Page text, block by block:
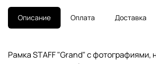
различных учреждений.Рамка
формата А3 (30х40 см)
выполнена из материала МДФ в
домашний и деловой интерьер.
Имеется возможность
Описание Оплата Доставка
Рамка STAFF "Grand" с фотографиями,